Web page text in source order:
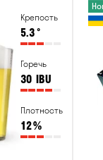
Крепость
5.3°
Горечь
30 IBU
Плотность
12%